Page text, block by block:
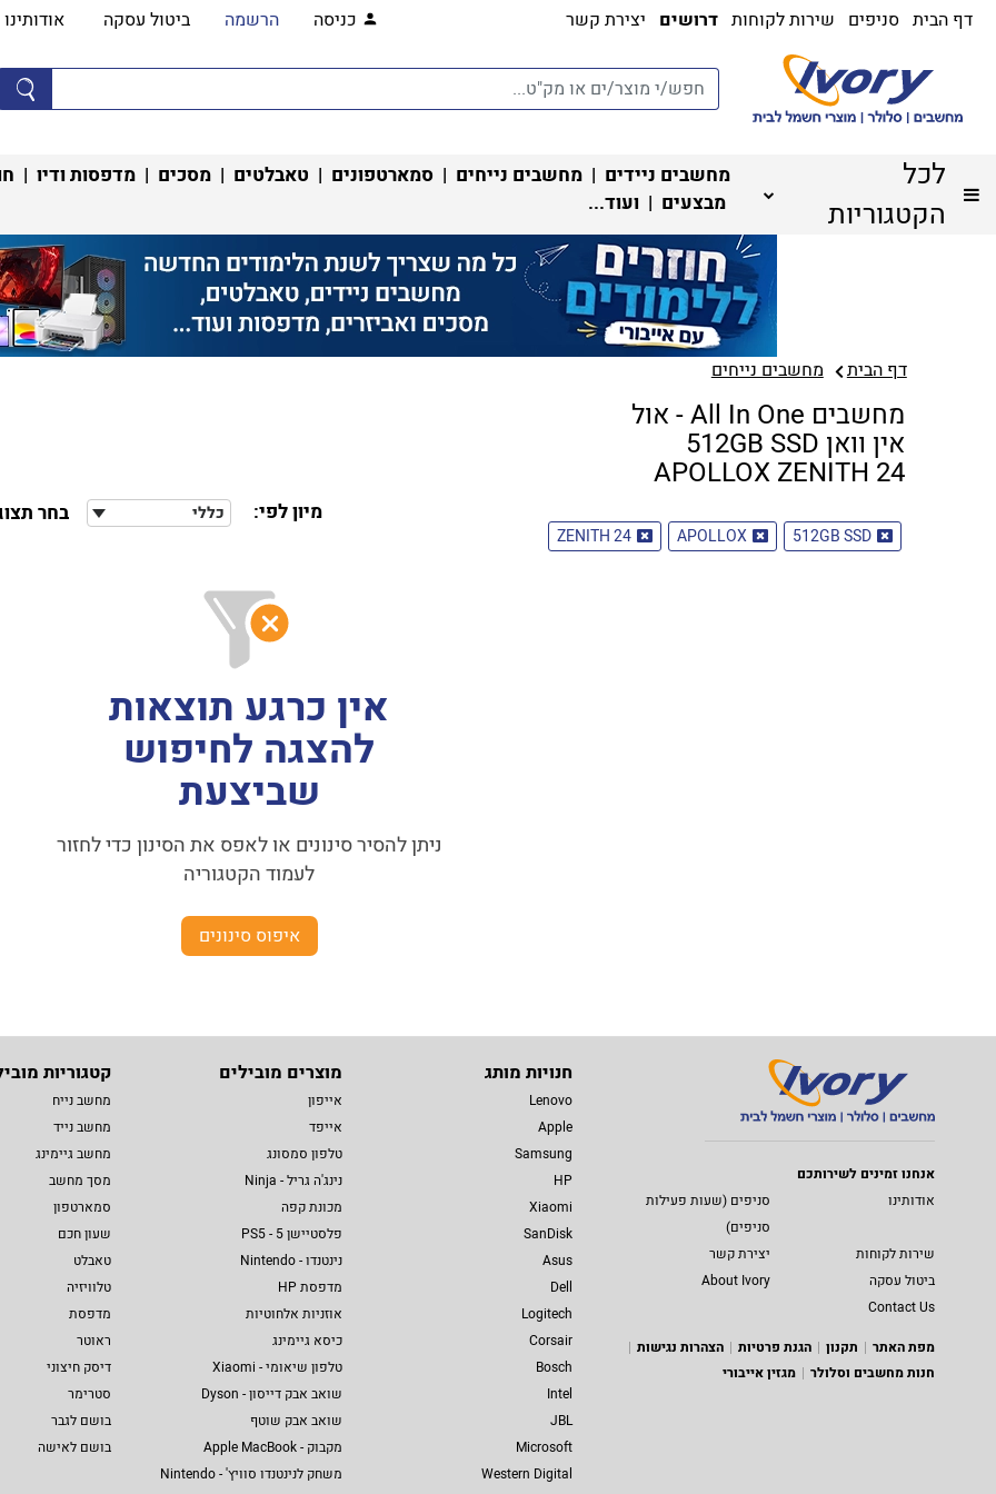
דף הבית סניפים שירות לקוחות דרושים יצירת קשר כניסה הרשמה ביטול עסקה אודותינו
לכל
הקטגוריות
מחשבים ניידים | מחשבים נייחים | סמארטפונים | טאבלטים | מסכים | מדפסות ודיו |
מבצעים | ועוד...
דף הבית מחשבים נייחים
מחשבים All In One - אול
אין וואן 512GB SSD
APOLLOX ZENITH 24
מיון לפי: כללי בחר
512GB SSD
APOLLOX
ZENITH 24
אין כרגע תוצאות
להצגה לחיפוש
שביצעת
ניתן להסיר סינונים או לאפס את הסינון כדי לחזור
לעמוד הקטגוריה
איפוס סינונים
אנחנו זמינים לשירותכם
אודותינו
סניפים (שעות פעילות
סניפים)
שירות לקוחות
יצירת קשר
ביטול עסקה
About Ivory
Contact Us
מפת האתר
תקנון הגנת פרטיות
הצהרות נגישות
חנות מחשבים וסלולר
מגזין אייבורי
חנויות מותג
Lenovo
Apple
Samsung
HP
Xiaomi
SanDisk
Asus
Dell
Logitech
Corsair
Bosch
Intel
JBL
Microsoft
Western Digital
מוצרים מובילים
אייפון
אייפד
טלפון סמסונג
נינג'ה גריל - Ninja
מכונת קפה
פלסטיישן 5 - PS5
נינטנדו - Nintendo
מדפסת HP
אוזניות אלחוטיות
כיסא גיימינג
טלפון שיאומי - Xiaomi
שואב אבק דייסון - Dyson
שואב אבק שוטף
מקבוק - Apple MacBook
משחק לנינטנדו סוויץ' - Nintendo
קטגוריות
מחשב נייח
מחשב נייד
מחשב גיימינג
מסך מחשב
סמארטפון
שעון חכם
טאבלט
טלוויזיה
מדפסת
ראוטר
דיסק חיצוני
סטרימר
בושם לגבר
בושם לאישה